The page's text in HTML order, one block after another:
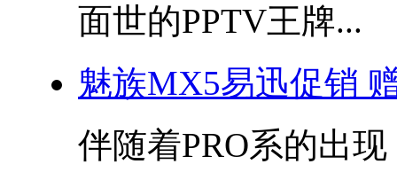
面世的PPTV王牌...
魅族MX5易迅促销
伴随着PRO系的出